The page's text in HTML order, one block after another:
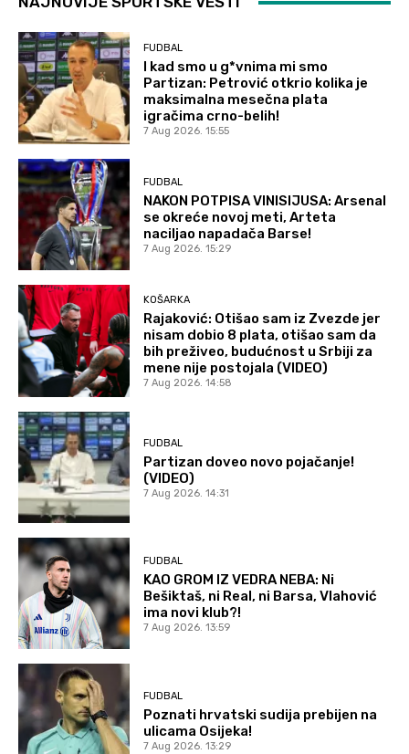
FUDBAL
I kad smo u g*vnima mi smo
Partizan: Petrović otkrio kolika je
maksimalna mesečna plata
igračima crno-belih!
7 Aug 2026. 15:55
FUDBAL
NAKON POTPISA VINISIJUSA: Arsenal
se okreće novoj meti, Arteta
naciljao napadača Barse!
7 Aug 2026. 15:29
KOŠARKA
Rajaković: Otišao sam iz Zvezde jer
nisam dobio 8 plata, otišao sam da
bih preživeo, budućnost u Srbiji za
mene nije postojala (VIDEO)
7 Aug 2026. 14:58
FUDBAL
Partizan doveo novo pojačanje!
(VIDEO)
7 Aug 2026. 14:31
FUDBAL
KAO GROM IZ VEDRA NEBA: Ni
Bešiktaš, ni Real, ni Barsa, Vlahović
ima novi klub?!
7 Aug 2026. 13:59
FUDBAL
Poznati hrvatski sudija prebijen na
ulicama Osijeka!
7 Aug 2026. 13:29